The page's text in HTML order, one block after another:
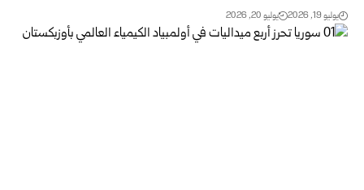
يوليو 19, 2026 يوليو 20, 2026